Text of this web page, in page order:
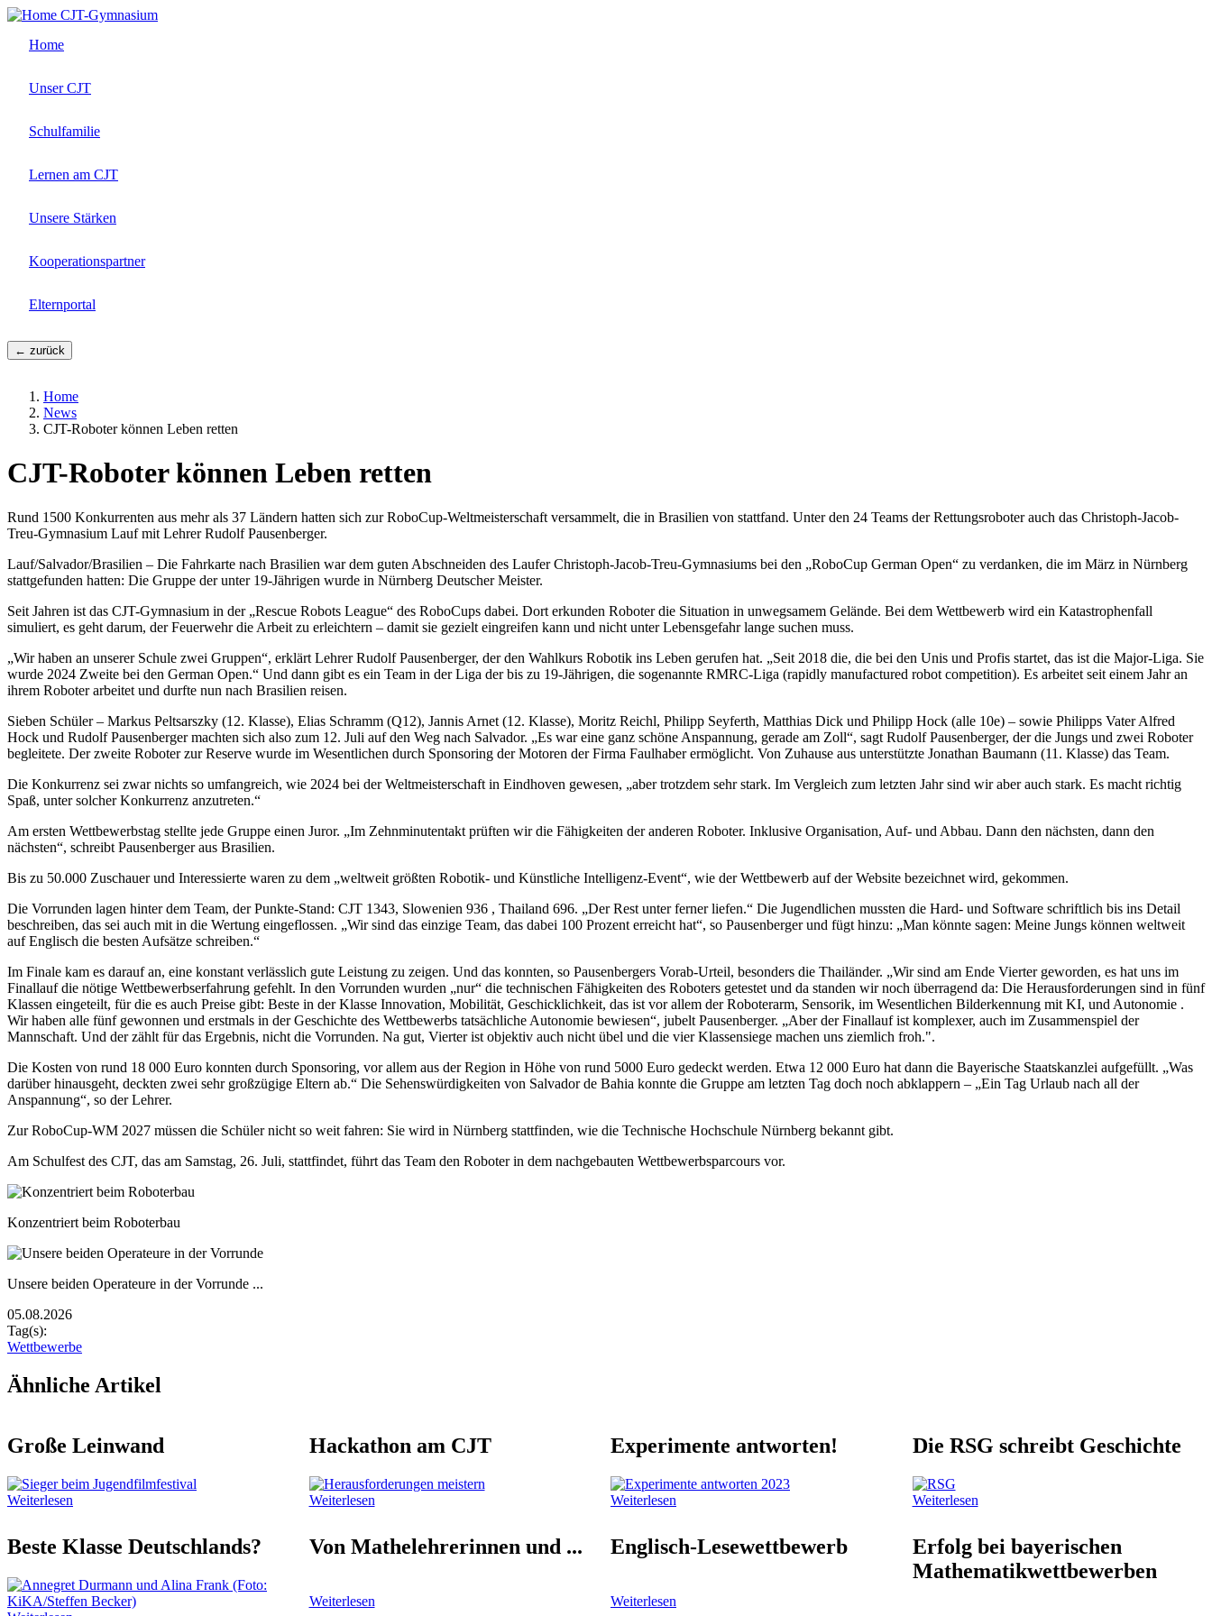
Direkt
Inhalt
CJT-Gymnasium
Home
Unser CJT
Schulfamilie
Lernen am CJT
Unsere Stärken
Kooperationspartner
Elternportal
← zurück
Home
News
CJT-Roboter können Leben retten
CJT-Roboter können Leben retten
Textkörper
Rund 1500 Konkurrenten aus mehr als 37 Ländern hatten sich zur RoboCup-Weltmeisterschaft versammelt, die in Brasilien von stattfand. Unter den 24 Teams der Rettungsroboter auch das Christoph-Jacob-
Treu-Gymnasium Lauf mit Lehrer Rudolf Pausenberger.
Lauf/Salvador/Brasilien – Die Fahrkarte nach Brasilien war dem guten Abschneiden des Laufer Christoph-Jacob-Treu-Gymnasiums bei den „RoboCup German Open“ zu verdanken, die im März in Nürnberg
stattgefunden hatten: Die Gruppe der unter 19-Jährigen wurde in Nürnberg Deutscher Meister.
Seit Jahren ist das CJT-Gymnasium in der „Rescue Robots League“ des RoboCups dabei. Dort erkunden Roboter die Situation in unwegsamem Gelände. Bei dem Wettbewerb wird ein Katastrophenfall
simuliert, es geht darum, der Feuerwehr die Arbeit zu erleichtern – damit sie gezielt eingreifen kann und nicht unter Lebensgefahr lange suchen muss.
„Wir haben an unserer Schule zwei Gruppen“, erklärt Lehrer Rudolf Pausenberger, der den Wahlkurs Robotik ins Leben gerufen hat. „Seit 2018 die, die bei den Unis und Profis startet, das ist die Major-Liga. Sie
wurde 2024 Zweite bei den German Open.“ Und dann gibt es ein Team in der Liga der bis zu 19-Jährigen, die sogenannte RMRC-Liga (rapidly manufactured robot competition). Es arbeitet seit einem Jahr an
ihrem Roboter arbeitet und durfte nun nach Brasilien reisen.
Sieben Schüler – Markus Peltsarszky (12. Klasse), Elias Schramm (Q12), Jannis Arnet (12. Klasse), Moritz Reichl, Philipp Seyferth, Matthias Dick und Philipp Hock (alle 10e) – sowie Philipps Vater Alfred
Hock und Rudolf Pausenberger machten sich also zum 12. Juli auf den Weg nach Salvador. „Es war eine ganz schöne Anspannung, gerade am Zoll“, sagt Rudolf Pausenberger, der die Jungs und zwei Roboter
begleitete. Der zweite Roboter zur Reserve wurde im Wesentlichen durch Sponsoring der Motoren der Firma Faulhaber ermöglicht. Von Zuhause aus unterstützte Jonathan Baumann (11. Klasse) das Team.
Die Konkurrenz sei zwar nichts so umfangreich, wie 2024 bei der Weltmeisterschaft in Eindhoven gewesen, „aber trotzdem sehr stark. Im Vergleich zum letzten Jahr sind wir aber auch stark. Es macht richtig
Spaß, unter solcher Konkurrenz anzutreten.“
Am ersten Wettbewerbstag stellte jede Gruppe einen Juror. „Im Zehnminutentakt prüften wir die Fähigkeiten der anderen Roboter. Inklusive Organisation, Auf- und Abbau. Dann den nächsten, dann den
nächsten“, schreibt Pausenberger aus Brasilien.
Bis zu 50.000 Zuschauer und Interessierte waren zu dem „weltweit größten Robotik- und Künstliche Intelligenz-Event“, wie der Wettbewerb auf der Website bezeichnet wird, gekommen.
Die Vorrunden lagen hinter dem Team, der Punkte-Stand: CJT 1343, Slowenien 936 , Thailand 696. „Der Rest unter ferner liefen.“ Die Jugendlichen mussten die Hard- und Software schriftlich bis ins Detail
beschreiben, das sei auch mit in die Wertung eingeflossen. „Wir sind das einzige Team, das dabei 100 Prozent erreicht hat“, so Pausenberger und fügt hinzu: „Man könnte sagen: Meine Jungs können weltweit
auf Englisch die besten Aufsätze schreiben.“
Im Finale kam es darauf an, eine konstant verlässlich gute Leistung zu zeigen. Und das konnten, so Pausenbergers Vorab-Urteil, besonders die Thailänder. „Wir sind am Ende Vierter geworden, es hat uns im
Finallauf die nötige Wettbewerbserfahrung gefehlt. In den Vorrunden wurden „nur“ die technischen Fähigkeiten des Roboters getestet und da standen wir noch überragend da: Die Herausforderungen sind in fünf
Klassen eingeteilt, für die es auch Preise gibt: Beste in der Klasse Innovation, Mobilität, Geschicklichkeit, das ist vor allem der Roboterarm, Sensorik, im Wesentlichen Bilderkennung mit KI, und Autonomie .
Wir haben alle fünf gewonnen und erstmals in der Geschichte des Wettbewerbs tatsächliche Autonomie bewiesen“, jubelt Pausenberger. „Aber der Finallauf ist komplexer, auch im Zusammenspiel der
Mannschaft. Und der zählt für das Ergebnis, nicht die Vorrunden. Na gut, Vierter ist objektiv auch nicht übel und die vier Klassensiege machen uns ziemlich froh.".
Die Kosten von rund 18 000 Euro konnten durch Sponsoring, vor allem aus der Region in Höhe von rund 5000 Euro gedeckt werden. Etwa 12 000 Euro hat dann die Bayerische Staatskanzlei aufgefüllt. „Was
darüber hinausgeht, deckten zwei sehr großzügige Eltern ab.“ Die Sehenswürdigkeiten von Salvador de Bahia konnte die Gruppe am letzten Tag doch noch abklappern – „Ein Tag Urlaub nach all der
Anspannung“, so der Lehrer.
Zur RoboCup-WM 2027 müssen die Schüler nicht so weit fahren: Sie wird in Nürnberg stattfinden, wie die Technische Hochschule Nürnberg bekannt gibt.
Am Schulfest des CJT, das am Samstag, 26. Juli, stattfindet, führt das Team den Roboter in dem nachgebauten Wettbewerbsparcours vor.
Rasterbild
Bildunterschrift
Konzentriert beim Roboterbau
Zusätzliche Bilder
Image
Bildunterschrift
Unsere beiden Operateure in der Vorrunde ...
05.08.2026
Tag(s):
Wettbewerbe
Ähnliche Artikel
Große Leinwand
Weiterlesen
Hackathon am CJT
Weiterlesen
Experimente antworten!
Weiterlesen
Die RSG schreibt Geschichte
Weiterlesen
Beste Klasse Deutschlands? Von Mathelehrerinnen und ...
Weiterlesen
Englisch-Lesewettbewerb
Weiterlesen
Erfolg bei bayerischen
Mathematikwettbewerben